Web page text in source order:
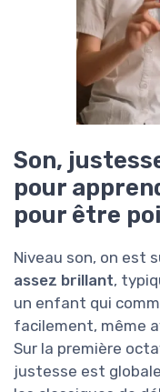
Son,
pour
pour être
Niveau son, on est
assez brillant,
un enfant qui
facilement, même
Sur la première
justesse est